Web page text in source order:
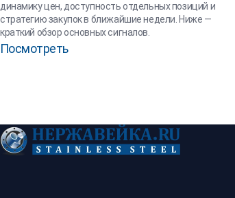
динамику цен, доступность отдельных позиций и
стратегию закупок в ближайшие недели. Ниже —
краткий обзор основных сигналов.
Посмотреть